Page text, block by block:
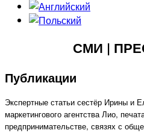
СМИ |
Публикации
Экспертные статьи сестёр Ирины и
маркетингового агентства Лио,
предпринимательстве, связях с